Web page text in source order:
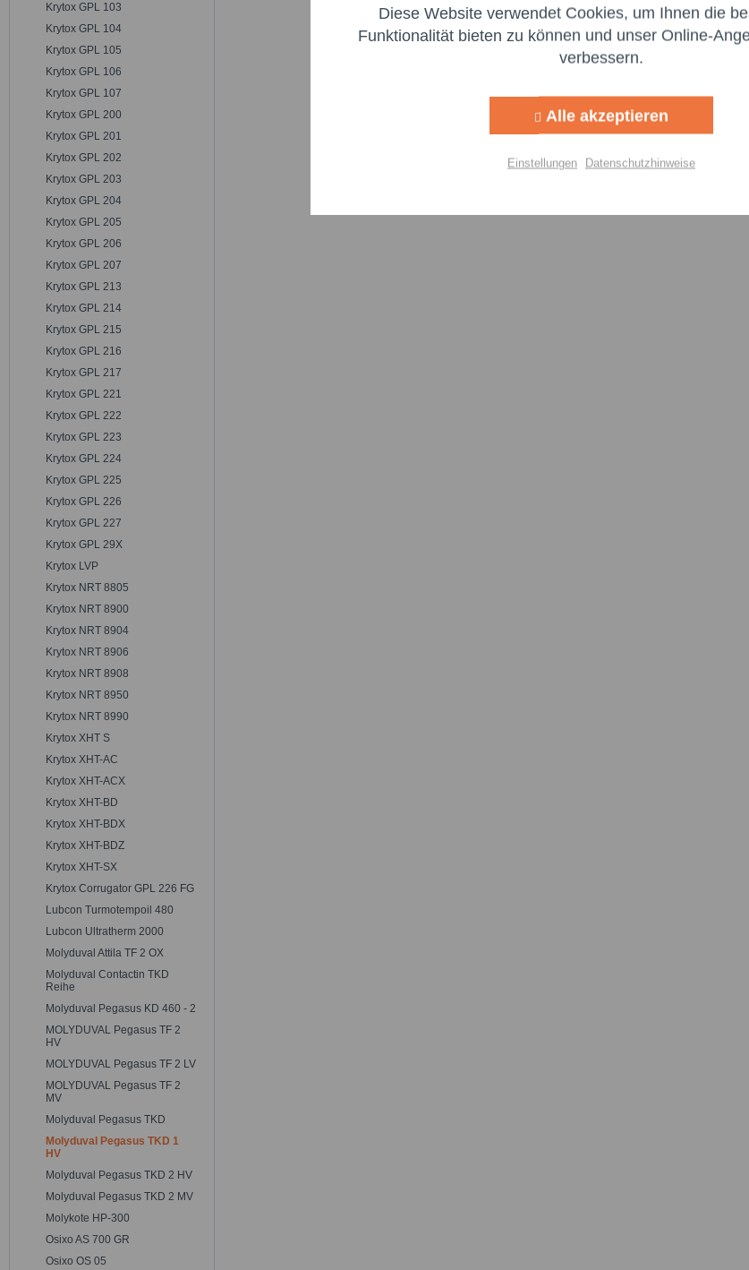
Krytox GPL 103
Krytox GPL 104
Krytox GPL 105
Krytox GPL 106
Krytox GPL 107
Krytox GPL 200
Krytox GPL 201
Krytox GPL 202
Krytox GPL 203
Krytox GPL 204
Krytox GPL 205
Krytox GPL 206
Krytox GPL 207
Krytox GPL 213
Krytox GPL 214
Krytox GPL 215
Krytox GPL 216
Krytox GPL 217
Krytox GPL 221
Krytox GPL 222
Krytox GPL 223
Krytox GPL 224
Krytox GPL 225
Krytox GPL 226
Krytox GPL 227
Krytox GPL 29X
Krytox LVP
Krytox NRT 8805
Krytox NRT 8900
Krytox NRT 8904
Krytox NRT 8906
Krytox NRT 8908
Krytox NRT 8950
Krytox NRT 8990
Krytox XHT S
Krytox XHT-AC
Krytox XHT-ACX
Krytox XHT-BD
Krytox XHT-BDX
Krytox XHT-BDZ
Krytox XHT-SX
Krytox Corrugator GPL 226 FG
Lubcon Turmotempoil 480
Lubcon Ultratherm 2000
Molyduval Attila TF 2 OX
Molyduval Contactin TKD
Reihe
Molyduval Pegasus KD 460 - 2
MOLYDUVAL Pegasus TF 2
HV
MOLYDUVAL Pegasus TF 2 LV
MOLYDUVAL Pegasus TF 2
MV
Molyduval Pegasus TKD
Molyduval Pegasus TKD 1
HV
Molyduval Pegasus TKD 2 HV
Molyduval Pegasus TKD 2 MV
Molykote HP-300
Osixo AS 700 GR
Osixo OS 05
Marketing
Diese Website verwendet Cookies, um Ihnen die
Funktionalität bieten zu können und unser Online-
verbessern.
Alle akzeptieren
Einstellungen Datenschutzhinweise